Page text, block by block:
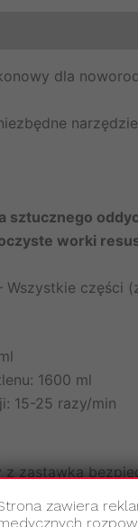
dla
sztucznego
worki
Wszystkie części
1600 ml
15-25 razy/min
z zastawką
zawiera